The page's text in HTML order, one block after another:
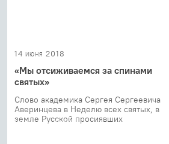
14 июня 2018
«Мы отсиживаемся за спинами
святых»
Слово академика Сергея Сергеевича
Аверинцева в Неделю всех святых, в
земле Русской просиявших
28 апреля 2018